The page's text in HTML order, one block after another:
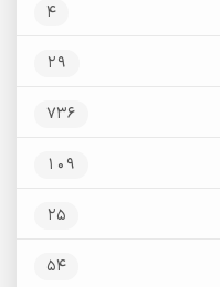
4
29
736
109
25
54